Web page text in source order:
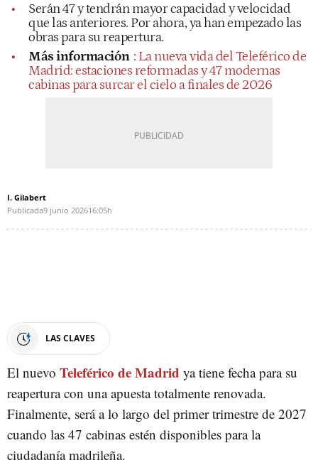
Serán 47 y tendrán mayor capacidad y velocidad
que las anteriores. Por ahora, ya han empezado las
obras para su reapertura.
Más información : La nueva vida del Teleférico de
Madrid: estaciones reformadas y 47 modernas
cabinas para surcar el cielo a finales de 2026
I. Gilabert
Publicada9 junio 202616:05h
LAS CLAVES
El nuevo Teleférico de Madrid ya tiene fecha para su
reapertura con una apuesta totalmente renovada.
Finalmente, será a lo largo del primer trimestre de 2027
cuando las 47 cabinas estén disponibles para la
ciudadanía madrileña.